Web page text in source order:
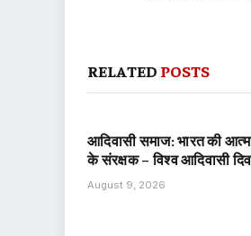
RELATED POSTS
आदिवासी समाज: भारत की
के संरक्षक – विश्व आदिवासी
August 9, 2026